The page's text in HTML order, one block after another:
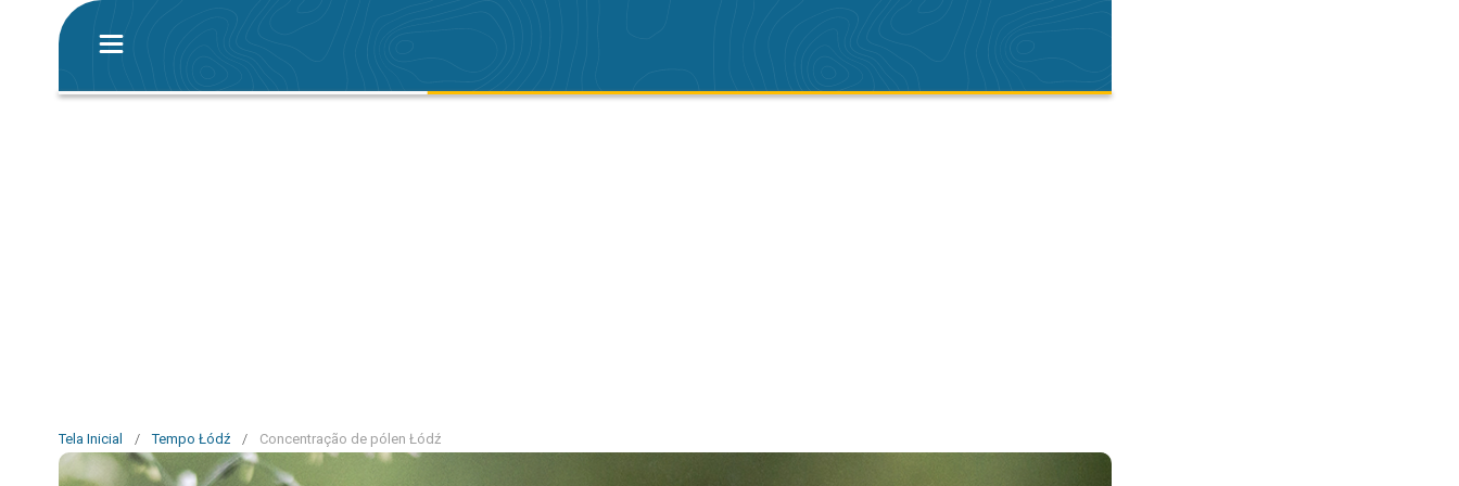
Tela Inicial / Tempo Łódź / Concentração de pólen Łódź